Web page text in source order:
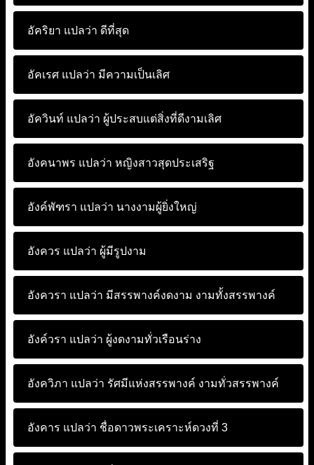
อัคริยา แปลว่า ดีที่สุด
อัคเรศ แปลว่า มีความเป็นเลิศ
อัควินท์ แปลว่า ผู้ประสบแต่สิ่งที่ดีงามเลิศ
อังคนาพร แปลว่า หญิงสาวสุดประเสริฐ
อังค์พัฑรา แปลว่า นางงามผู้ยิ่งใหญ่
อังควร แปลว่า ผู้มีรูปงาม
อังควรา แปลว่า มีสรรพางค์งดงาม งามทั้งสรรพางค์
อังค์วรา แปลว่า ผู้งดงามทั่วเรือนร่าง
อังควิภา แปลว่า รัศมีแห่งสรรพางค์ งามทั่วสรรพางค์
อังคาร แปลว่า ชื่อดาวพระเคราะห์ดวงที่ 3